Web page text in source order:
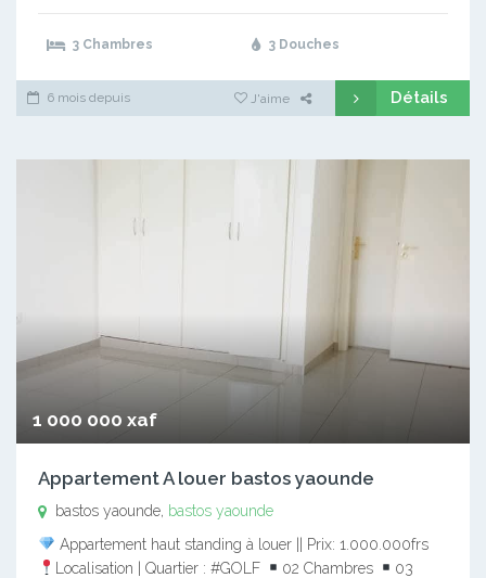
3 Chambres 3 Douches
6 mois depuis J'aime Détails
1 000 000 xaf
Appartement A louer bastos yaounde
bastos yaounde, bastos yaounde
Appartement haut standing à louer || Prix: 1.000.000frs
Localisation | Quartier : #GOLF
02 Chambres
03